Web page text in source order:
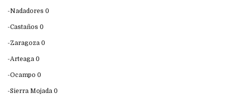
-Nadadores 0
-Castaños 0
-Zaragoza 0
-Arteaga 0
-Ocampo 0
-Sierra Mojada 0